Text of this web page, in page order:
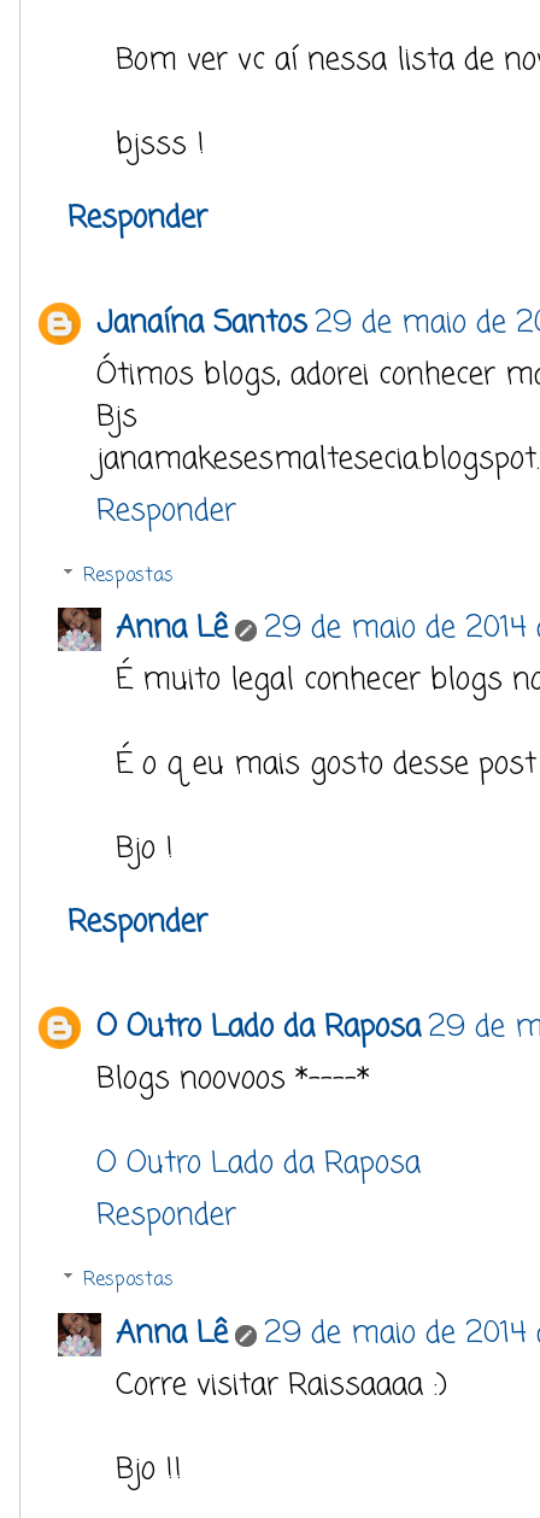
Bom ver vc aí nessa lista de
bjsss !
Responder
Janaína Santos29 de maio de
Ótimos blogs, adorei conhecer
Bjs
Responder
Respostas
Anna Lê
29 de maio de 2014
É muito legal conhecer blogs
É o q eu mais gosto desse
Bjo !
Responder
O Outro Lado da Raposa29 de
Blogs noovoos *----*
O Outro Lado da Raposa
Responder
Respostas
Anna Lê
29 de maio de 2014
Corre visitar Raissaaaa :)
Bjo !!